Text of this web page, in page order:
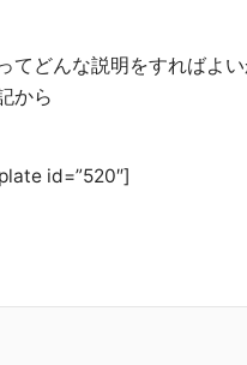
てどんな説明をすればよ
から
id=”520″]